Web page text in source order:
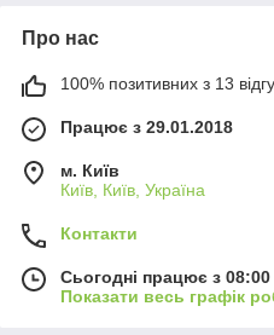
Про нас
100% позитивних з 13
Працює з 29.01.2018
м. Київ
Київ, Київ, Україна
Контакти
Сьогодні працює з
Показати весь графік